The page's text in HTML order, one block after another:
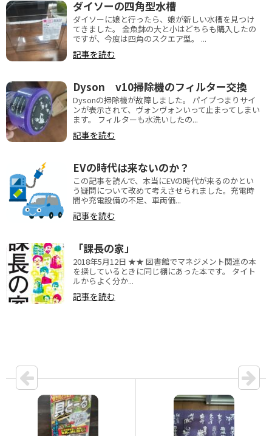
ダイソーの四角型水槽
ダイソーに娘と行ったら、娘が新しい水槽を見つけ
てきました。 金魚鉢の大と小はどちらも購入したの
ですが、今度は四角のスクエア型。 ...
記事を読む
Dyson v10掃除機のフィルター交換
Dysonの掃除機が故障しました。 パイプつまりサイ
ンが表示されて、ヴォンヴォンいって止まってしまい
ます。 フィルターも水洗いしたの...
記事を読む
EVの時代は来ないのか？
この記事を読んで、本当にEVの時代が来るのかとい
う疑問について改めて考えさせられました。充電時
間や充電設備の不足、車両価...
記事を読む
「課長の家」
2018年5月12日 ★★ 図書館でマネジメント関連の本
を探しているときに同じ棚にあった本です。 タイト
ルからよく分か...
記事を読む